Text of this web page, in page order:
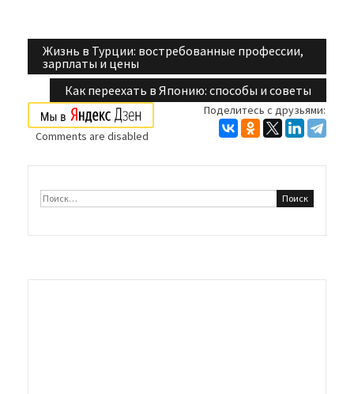
Навигация
записям
Жизнь в Турции: востребованные профессии,
зарплаты и цены
Как переехать в Японию: способы и советы
Поделитесь с друзьями:
Comments are disabled
Найти: